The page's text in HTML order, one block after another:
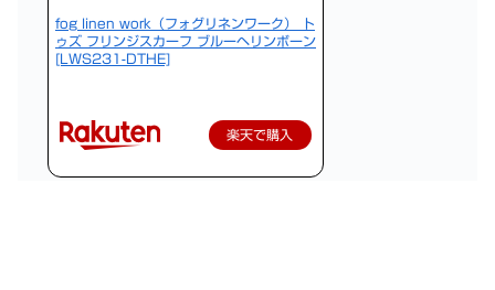
fog linen work（フォグリネンワーク） ト
ゥズ フリンジスカーフ ブルーヘリンボーン
[LWS231-DTHE]
楽天で購入